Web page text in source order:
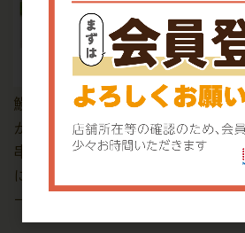
鰻の肝特有のほろ苦い味わいは
が良く、噛むほどに旨味が口の
串に刺して串焼きに、焼いて小
に、または出汁と併せて肝吸い
ーに合わせてお使いいただけま